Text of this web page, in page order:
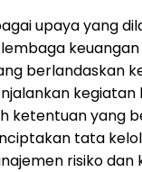
upaya yang
berlandaskan
kegiatan
ketentuan yang
tata
risiko dan